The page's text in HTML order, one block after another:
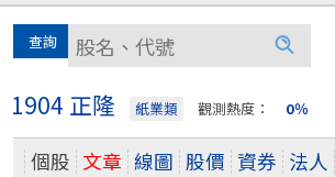
1904 正隆 紙業類 觀測熱度： 0％
個股 文章 線圖 股價 資券 法人